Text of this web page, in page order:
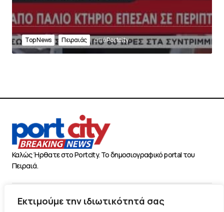
Εκτιμούμε την ιδιωτικότητά σας
Top News Πειραιάς απόPortcity
Καλώς Ήρθατε στο Portcity. Το δημοσιογραφικό portal του
Πειραιά.
Πλοήγηση